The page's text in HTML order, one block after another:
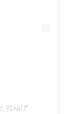
投稿